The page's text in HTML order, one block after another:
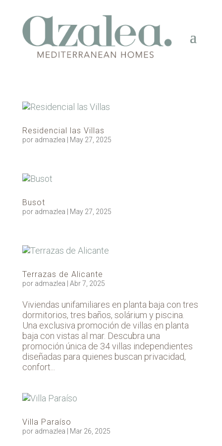
Residencial las Villas
por admazlea May 27, 2025
Busot
por admazlea May 27, 2025
Terrazas de Alicante
por admazlea Abr 7, 2025
Viviendas unifamiliares en planta baja con tres
dormitorios, tres baños, solárium y piscina.
Una exclusiva promoción de villas en planta
baja con vistas al mar. Descubra una
promoción única de 34 villas independientes
diseñadas para quienes buscan privacidad,
confort...
Villa Paraíso
por admazlea Mar 26, 2025